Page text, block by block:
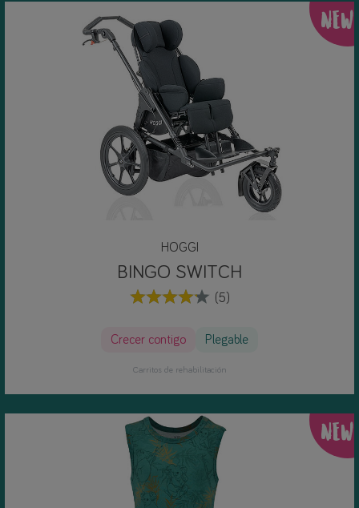
NEW
HOGGI
BINGO SWITCH
(5)
Crecer contigo Plegable
Carritos de rehabilitación
NEW